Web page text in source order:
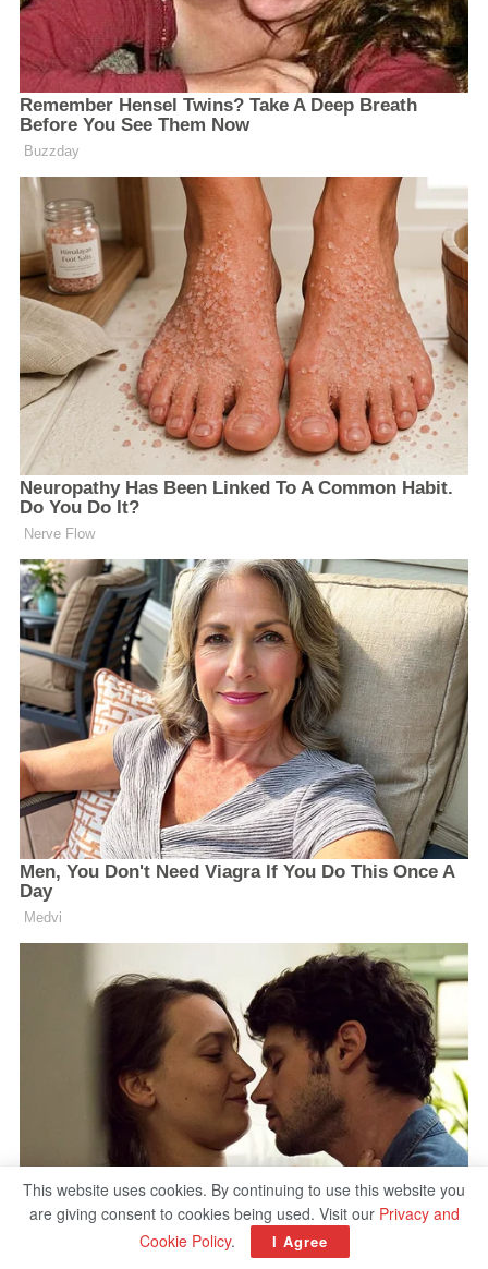
This website uses cookies. By continuing to use this website you
are giving consent to cookies being used. Visit our Privacy and
Cookie Policy. I Agree